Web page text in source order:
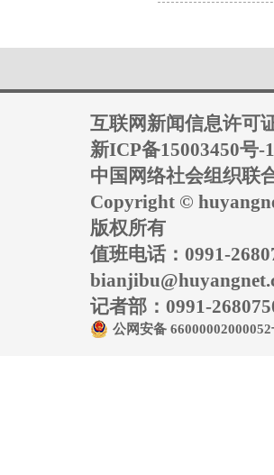
互联网新闻信息许可
新ICP备15003450号-1
中国网络社会组织联
Copyright ©
版权所有
值班电话：0991-
记者部：0991-
公网安备 66000002000052